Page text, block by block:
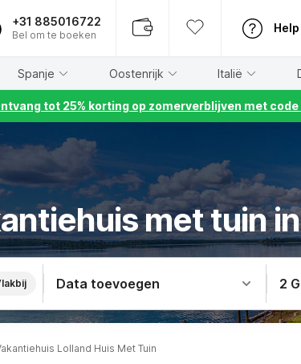
+31 885016722
Bel om te boeken
Help
Spanje Oostenrijk Italië
tot 25% korting op zomerverblijven met code
met tuin
Data toevoegen 2
Lolland Huis Met Tuin